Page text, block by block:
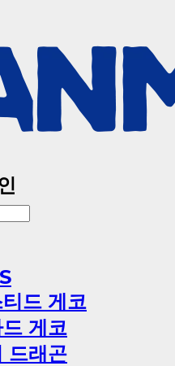
드 게코
게코
드래곤